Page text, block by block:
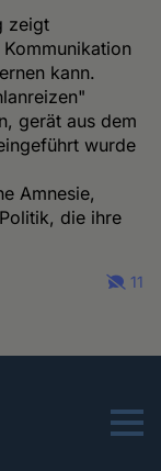
zeigt
kann.
gerät aus dem
wurde
Amnesie,
die ihre
11
Menu